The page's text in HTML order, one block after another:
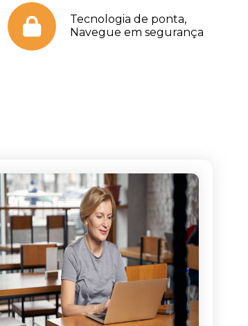
Tecnologia de ponta,
Navegue em segurança